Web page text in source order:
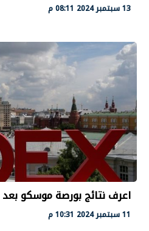
13 سبتمبر 2024 08:11 م
اعرف نتائج بورصة موسكو بعد
11 سبتمبر 2024 10:31 م